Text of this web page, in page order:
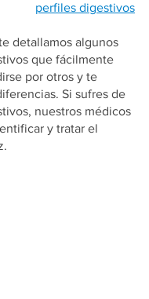
perfiles digestivos
detallamos algunos
que fácilmente
por otros y te
Si sufres de
nuestros médicos
y tratar el